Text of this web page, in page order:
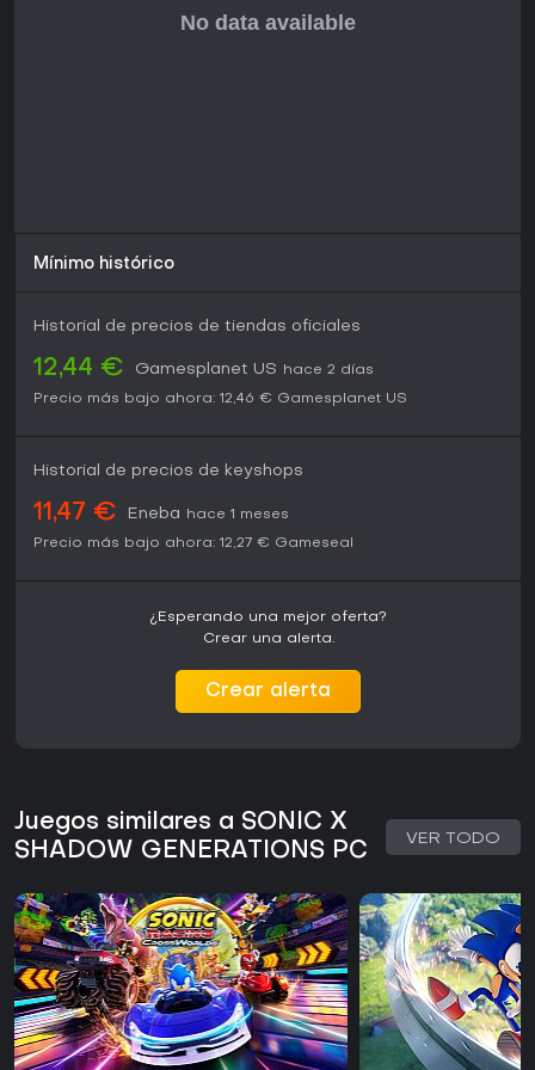
Mínimo histórico
Historial de precios de tiendas oficiales
12,44 € Gamesplanet US
hace 2 días
Precio más bajo ahora: 12,46 € Gamesplanet US
Historial de precios de keyshops
11,47 € Eneba
hace 1 meses
Precio más bajo ahora: 12,27 € Gameseal
¿Esperando una mejor oferta?
Crear una alerta.
Crear alerta
Juegos similares a SONIC X
SHADOW GENERATIONS PC
VER TODO